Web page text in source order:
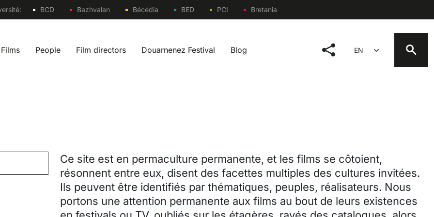
Sites
BCD Bazhvalan Bécédia BED PCI Bretania
navigation fr
Films People Film directors Douarnenez Festival Blog social menu
Select your language
Ce site est en permaculture permanente, et les films se côtoient,
résonnent entre eux, disent des facettes multiples des cultures invitées.
Ils peuvent être identifiés par thématiques, peuples, réalisateurs. Nous
portons une attention permanente aux films au bout de leurs existences